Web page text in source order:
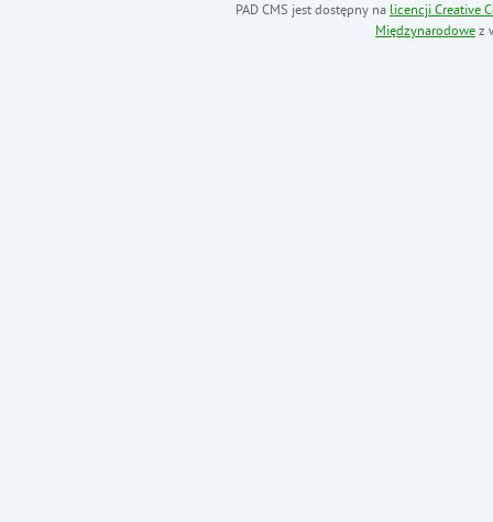
PAD CMS jest dostępny na licencji Creative
Międzynarodowe z